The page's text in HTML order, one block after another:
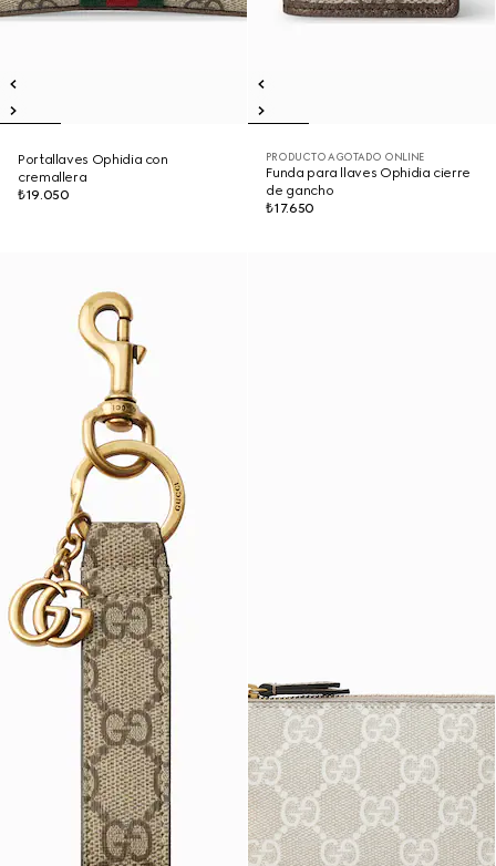
Portallaves Ophidia con
cremallera
₺19.050
PRODUCTO AGOTADO ONLINE
Funda para llaves Ophidia cierre
de gancho
₺17.650